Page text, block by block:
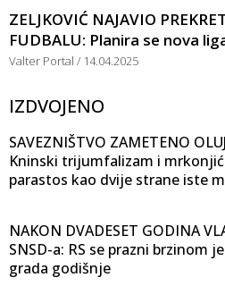
ZELJKOVIĆ NAJAVIO
FUDBALU: Planira se nova
Valter Portal 14.04.2025
IZDVOJENO
SAVEZNIŠTVO ZAMETENO
Kninski trijumfalizam i
parastos kao dvije strane iste
NAKON DVADESET GODINA
SNSD-a: RS se prazni brzinom
grada godišnje